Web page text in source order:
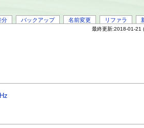
分 バックアップ 名前変更 リファラ
最終更新:2018-01-21